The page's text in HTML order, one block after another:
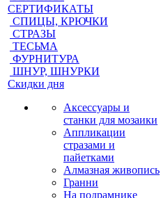
СЕРТИФИКАТЫ
СПИЦЫ, КРЮЧКИ
СТРАЗЫ
ТЕСЬМА
ФУРНИТУРА
ШНУР, ШНУРКИ
Скидки дня
Аксессуары и
станки для мозаики
Аппликации
стразами и
пайетками
Алмазная живопись
Гранни
На подрамнике